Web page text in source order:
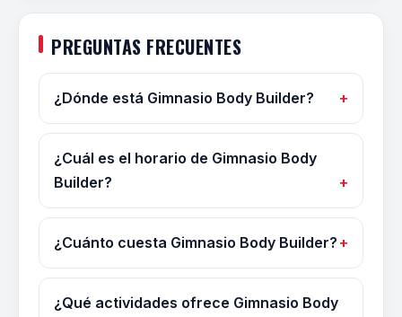
PREGUNTAS FRECUENTES
¿Dónde está Gimnasio Body Builder?
¿Cuál es el horario de Gimnasio Body
Builder?
¿Cuánto cuesta Gimnasio Body Builder?
¿Qué actividades ofrece Gimnasio Body